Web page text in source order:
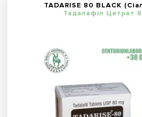
TADARISE 80 BLACK
Тадалафіл Цитрат